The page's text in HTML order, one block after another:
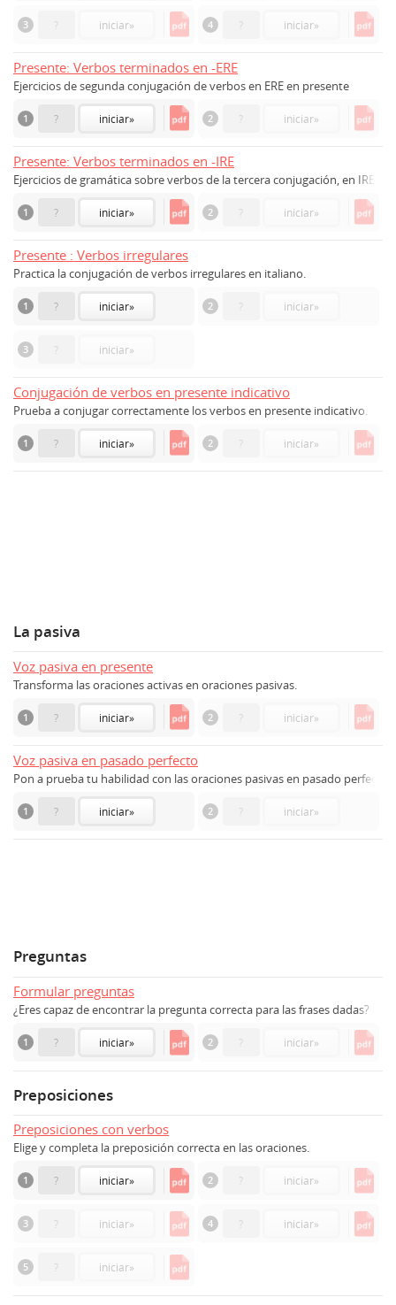
3 ? iniciar» 4 ? iniciar»
Presente: Verbos terminados en -ERE
Ejercicios de segunda conjugación de verbos en ERE en presente
1 ? iniciar» 2 ? iniciar»
Presente: Verbos terminados en -IRE
Ejercicios de gramática sobre verbos de la tercera conjugación, en IRE
1 ? iniciar» 2 ? iniciar»
Presente : Verbos irregulares
Practica la conjugación de verbos irregulares en italiano.
1 ? iniciar» 2 ? iniciar»
3 ? iniciar»
Conjugación de verbos en presente indicativo
Prueba a conjugar correctamente los verbos en presente indicativo.
1 ? iniciar» 2 ? iniciar»
La pasiva
Voz pasiva en presente
Transforma las oraciones activas en oraciones pasivas.
1 ? iniciar» 2 ? iniciar»
Voz pasiva en pasado perfecto
Pon a prueba tu habilidad con las oraciones pasivas en pasado perfecto.
1 ? iniciar» 2 ? iniciar»
Preguntas
Formular preguntas
¿Eres capaz de encontrar la pregunta correcta para las frases dadas?
1 ? iniciar» 2 ? iniciar»
Preposiciones
Preposiciones con verbos
Elige y completa la preposición correcta en las oraciones.
1 ? iniciar» 2 ? iniciar»
3 ? iniciar» 4 ? iniciar»
5 ? iniciar»